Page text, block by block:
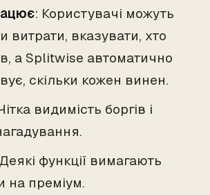
: Користувачі можуть
витрати, вказувати, хто
а Splitwise автоматично
скільки кожен винен.
видимість боргів і
функції вимагають
на преміум.